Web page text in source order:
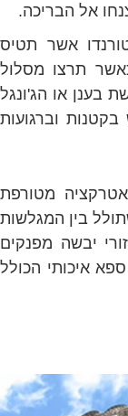
אל הבריכה.
אשר תטיס
תרצו מסלול
בענן או הג'ונגל
וברגועות
מטורפת
בין המגלשות
יבשה מפנקים
איכותי הכולל